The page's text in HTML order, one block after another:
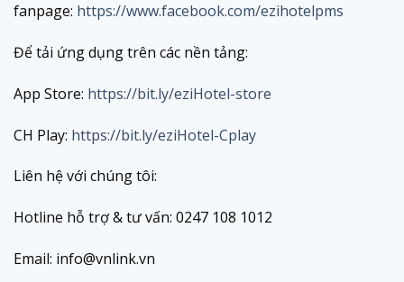
fanpage: https://www.facebook.com/ezihotelpms
Để tải ứng dụng trên các nền tảng:
App Store: https://bit.ly/eziHotel-store
CH Play: https://bit.ly/eziHotel-Cplay
Liên hệ với chúng tôi:
Hotline hỗ trợ & tư vấn: 0247 108 1012
Email: info@vnlink.vn